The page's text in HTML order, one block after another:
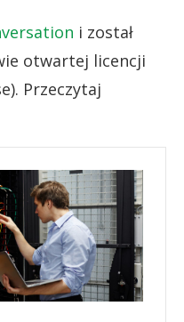
i został
otwartej licencji
Przeczytaj